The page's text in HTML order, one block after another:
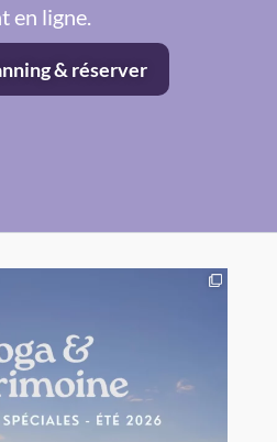
en ligne.
& réserver